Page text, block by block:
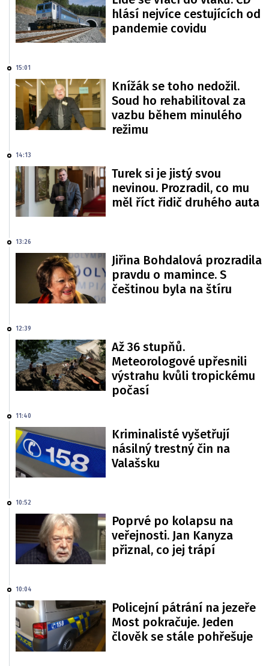
hlásí nejvíce cestujících od
pandemie covidu
15:01
Knížák se toho nedožil.
Soud ho rehabilitoval za
vazbu během minulého
režimu
14:13
Turek si je jistý svou
nevinou. Prozradil, co mu
měl říct řidič druhého auta
13:26
Jiřina Bohdalová prozradila
pravdu o mamince. S
češtinou byla na štíru
12:39
Až 36 stupňů.
Meteorologové upřesnili
výstrahu kvůli tropickému
počasí
11:40
Kriminalisté vyšetřují
násilný trestný čin na
Valašsku
10:52
Poprvé po kolapsu na
veřejnosti. Jan Kanyza
přiznal, co jej trápí
10:04
Policejní pátrání na jezeře
Most pokračuje. Jeden
člověk se stále pohřešuje